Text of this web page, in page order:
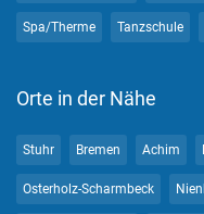
Spa/Therme Tanzschule
Orte in der Nähe
Stuhr Bremen Achim
Osterholz-Scharmbeck